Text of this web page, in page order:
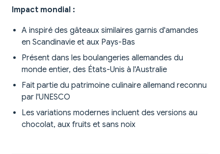
Impact mondial :
A inspiré des gâteaux similaires garnis d'amandes
en Scandinavie et aux Pays-Bas
Présent dans les boulangeries allemandes du
monde entier, des États-Unis à l'Australie
Fait partie du patrimoine culinaire allemand reconnu
par l'UNESCO
Les variations modernes incluent des versions au
chocolat, aux fruits et sans noix